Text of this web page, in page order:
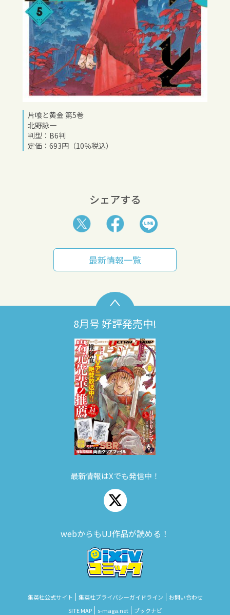
片喰と黄金 第5巻
北野詠一
判型：B6判
定価：693円（10％税込）
シェアする
最新情報一覧
8月号 好評発売中!
最新情報はXでも発信中！
webからもUJ作品が読める！
集英社公式サイト 集英社プライバシーガイドライン
お問い合わせ
SITE MAP
s‑maga.net ブックナビ